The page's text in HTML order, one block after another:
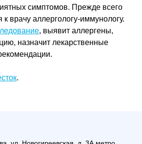
симптомов. Прежде всего
к врачу аллергологу-иммунологу.
, выявит аллергены,
назначит лекарственные
.